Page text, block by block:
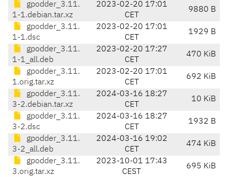
gpodder_3.11.
1-1.debian.tar.xz
2023-02-20 17:01
CET
9880 B
gpodder_3.11.
1-1.dsc
2023-02-20 17:01
CET
1929 B
gpodder_3.11.
1-1_all.deb
2023-02-20 17:27
CET
470 KiB
gpodder_3.11.
1.orig.tar.xz
2023-02-20 17:01
CET
692 KiB
gpodder_3.11.
3-2.debian.tar.xz
2024-03-16 18:27
CET
10 KiB
gpodder_3.11.
3-2.dsc
2024-03-16 18:27
CET
1932 B
gpodder_3.11.
3-2_all.deb
2024-03-16 19:02
CET
474 KiB
gpodder_3.11.
3.orig.tar.xz
2023-10-01 17:43
CEST
695 KiB